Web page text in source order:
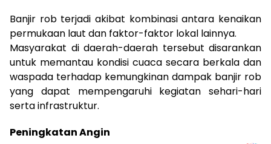
Banjir rob terjadi akibat kombinasi antara kenaikan
permukaan laut dan faktor-faktor lokal lainnya.
Masyarakat di daerah-daerah tersebut disarankan
untuk memantau kondisi cuaca secara berkala dan
waspada terhadap kemungkinan dampak banjir rob
yang dapat mempengaruhi kegiatan sehari-hari
serta infrastruktur.
Peningkatan Angin